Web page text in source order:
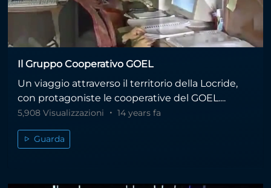
Il Gruppo Cooperativo GOEL
Un viaggio attraverso il territorio della Locride,
con protagoniste le cooperative del GOEL....
5,908 Visualizzazioni 14 years fa
Guarda